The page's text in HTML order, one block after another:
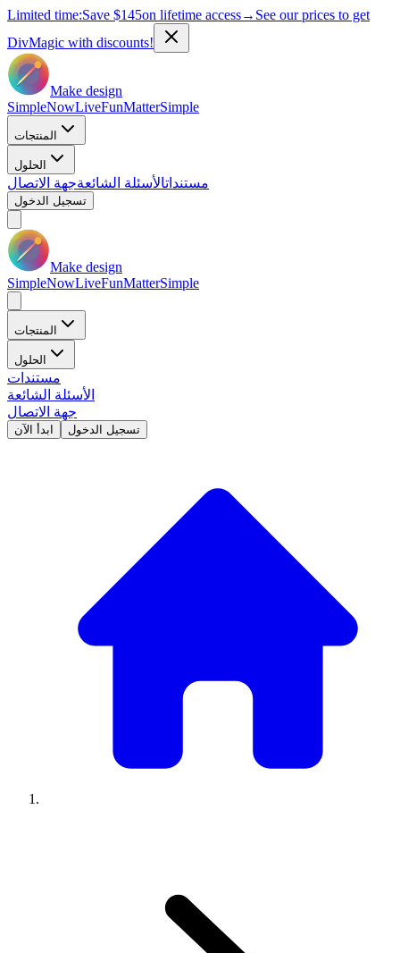
Limited time:Save $145on lifetime access→ See our prices to get
DivMagic with discounts!
Make design
SimpleNowLiveFunMatterSimple
المنتجات
الحلول
مستنداتالأسئلة الشائعةجهة الاتصال
تسجيل الدخول
Make design
SimpleNowLiveFunMatterSimple
المنتجات
الحلول
مستندات
الأسئلة الشائعة
جهة الاتصال
ابدأ الآن تسجيل الدخول